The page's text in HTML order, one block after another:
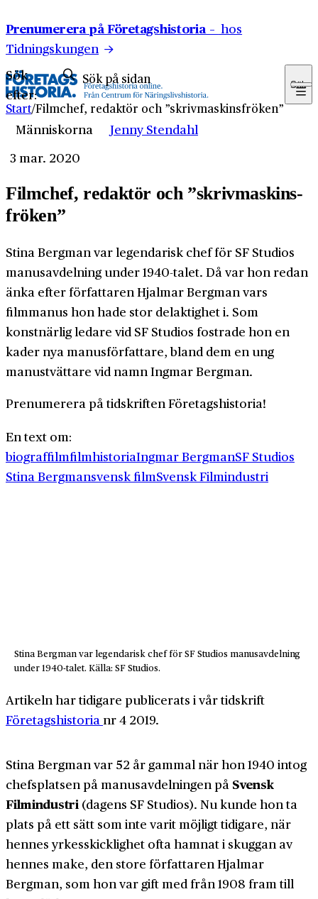
Prenumerera på Företagshistoria – hos
Tidningskungen
Sök
efter:
Sök
Start/Filmchef, redaktör och ”skrivmaskins­fröken”
Människorna
Jenny Stendahl
3 mar. 2020
Filmchef, redaktör och ”skrivmaskins­
fröken”
Stina Bergman var legendarisk chef för SF Studios
manusavdelning under 1940-talet. Då var hon redan
änka efter författaren Hjalmar Bergman vars
filmmanus hon hade stor delaktighet i. Som
konstnärlig ledare vid SF Studios fostrade hon en
kader nya manusförfattare, bland dem en ung
manustvättare vid namn Ingmar Bergman.
Prenumerera på tidskriften Företagshistoria!
En text om:
biograffilmfilmhistoriaIngmar BergmanSF Studios
Stina Bergmansvensk filmSvensk Filmindustri
Stina Bergman var legendarisk chef för SF Studios manusavdelning
under 1940-talet. Källa: SF Studios.
Artikeln har tidigare publicerats i vår tidskrift
Företagshistorianr 4 2019.
Stina Bergman var 52 år gammal när hon 1940 intog
chefsplatsen på manusavdelningen på Svensk
Filmindustri(dagens SF Studios). Nu kunde hon ta
plats på ett sätt som inte varit möjligt tidigare, när
hennes yrkesskicklighet ofta hamnat i skuggan av
hennes make, den store författaren Hjalmar
Bergman, som hon var gift med från 1908 fram till